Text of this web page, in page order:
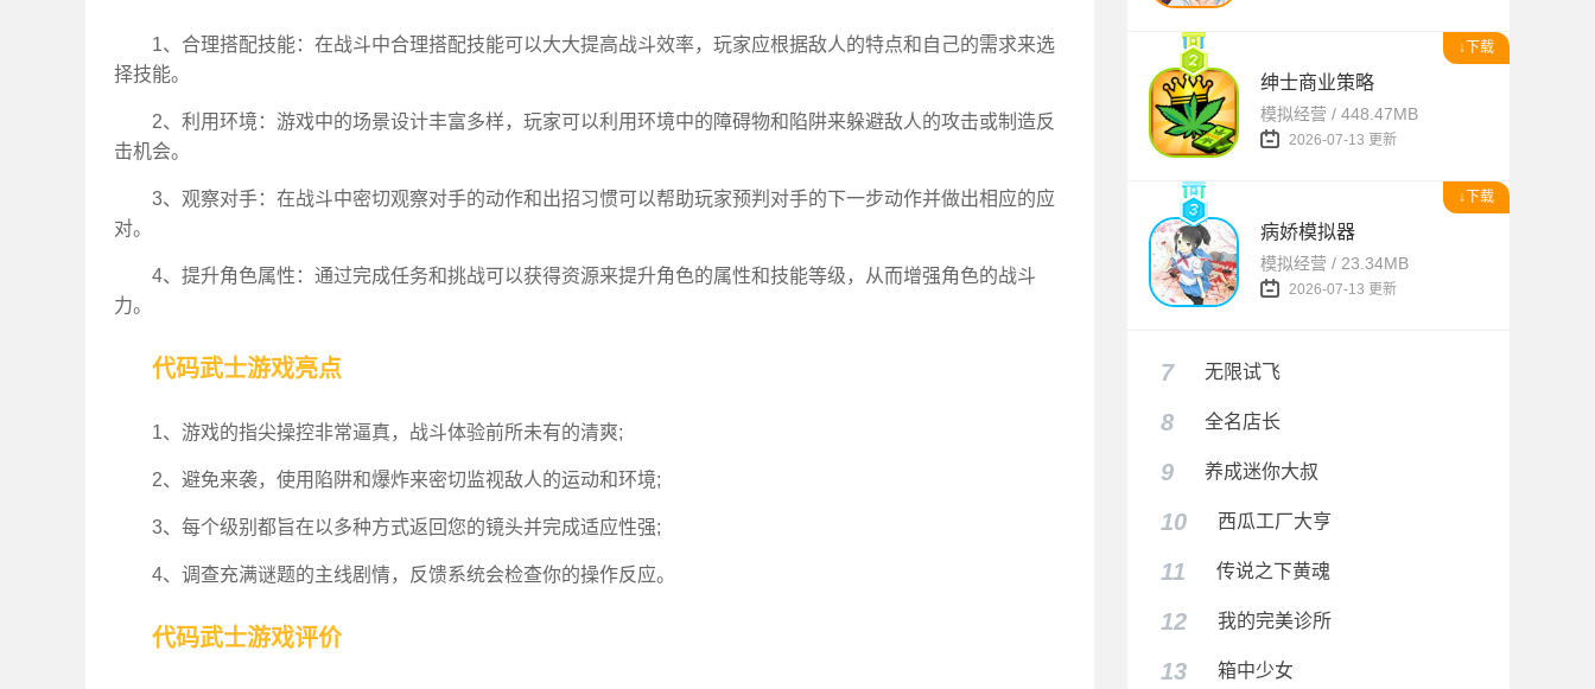
1、合理搭配技能：在战斗中合理搭配技能可以大大提高战斗效率，玩家应根据敌人的特点和自己的需求来选
择技能。
2、利用环境：游戏中的场景设计丰富多样，玩家可以利用环境中的障碍物和陷阱来躲避敌人的攻击或制造反
击机会。
3、观察对手：在战斗中密切观察对手的动作和出招习惯可以帮助玩家预判对手的下一步动作并做出相应的应
对。
4、提升角色属性：通过完成任务和挑战可以获得资源来提升角色的属性和技能等级，从而增强角色的战斗
力。
代码武士游戏亮点
1、游戏的指尖操控非常逼真，战斗体验前所未有的清爽;
2、避免来袭，使用陷阱和爆炸来密切监视敌人的运动和环境;
3、每个级别都旨在以多种方式返回您的镜头并完成适应性强;
4、调查充满谜题的主线剧情，反馈系统会检查你的操作反应。
代码武士游戏评价
↓下载
绅士商业策略
模拟经营 / 448.47MB
2026-07-13 更新
↓下载
病娇模拟器
模拟经营 / 23.34MB
2026-07-13 更新
7 无限试飞
8 全名店长
9 养成迷你大叔
10 西瓜工厂大亨
11 传说之下黄魂
12 我的完美诊所
13 箱中少女